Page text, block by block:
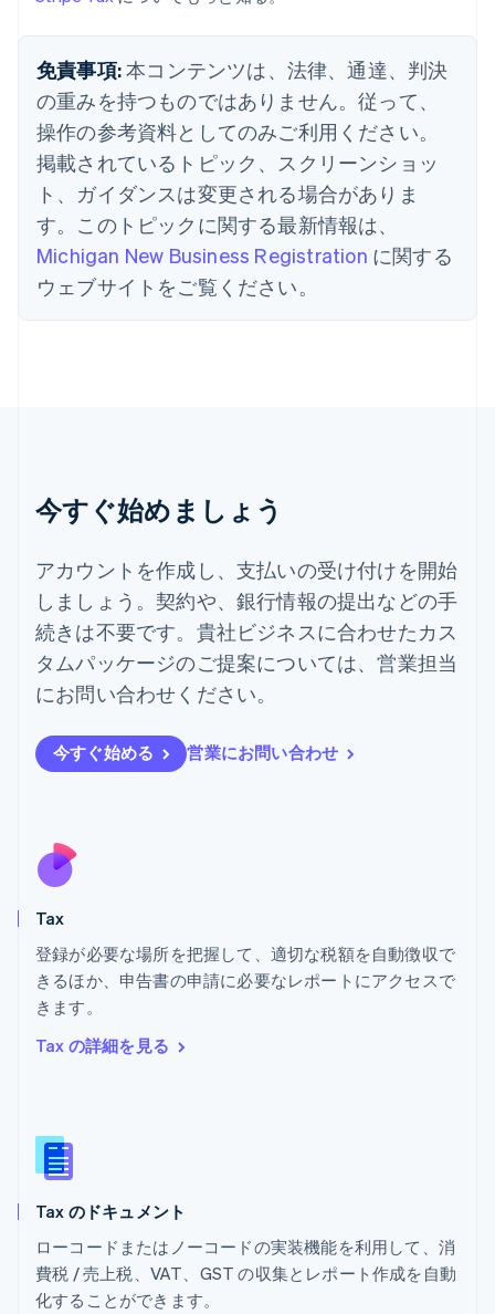
免責事項:本コンテンツは、法律、通達、判決
の重みを持つものではありません。従って、
操作の参考資料としてのみご利用ください。
掲載されているトピック、スクリーンショッ
ト、ガイダンスは変更される場合がありま
す。このトピックに関する最新情報は、
Michigan New Business Registration に関する
ウェブサイトをご覧ください。
今すぐ始めましょう
アカウントを作成し、支払いの受け付けを開始
しましょう。契約や、銀行情報の提出などの手
続きは不要です。貴社ビジネスに合わせたカス
タムパッケージのご提案については、営業担当
にお問い合わせください。
今すぐ始める 営業にお問い合わせ
Tax
登録が必要な場所を把握して、適切な税額を自動徴収で
きるほか、申告書の申請に必要なレポートにアクセスで
きます。
Tax の詳細を見る
Tax のドキュメント
ローコードまたはノーコードの実装機能を利用して、消
費税 / 売上税、VAT、GST の収集とレポート作成を自動
化することができます。
クロアチア
English Italiano
ジブラルタル
English
シンガポール
スイス
Deutsch FrançaisItaliano English
スウェーデン
Svenska English
スペイン
デンマーク
ドイツ
ニュージーランド
English
ノルウェー
English
ハンガリー
フィンランド
EnglishSvenska
Français
ブルガリア
ポーランド
English
ポルトガル
マルタ
メキシコ
Español
English
リトアニア
English
リヒテンシュタイン
DeutschEnglish